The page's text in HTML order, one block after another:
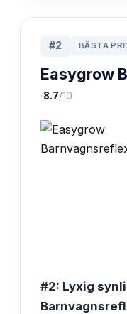
#2 BÄSTA
Easygrow
·8.7/10
#2: Lyxig